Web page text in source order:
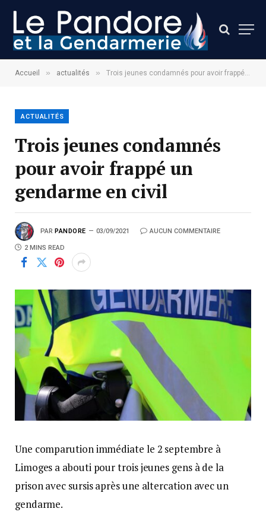
Accueil » actualités » Trois jeunes condamnés pour avoir frappé un gendarme en civil
ACTUALITÉS
Trois jeunes condamnés
pour avoir frappé un
gendarme en civil
PAR PANDORE 03/09/2021 AUCUN COMMENTAIRE
2 MINS READ
Une comparution immédiate le 2 septembre à
Limoges a abouti pour trois jeunes gens à de la
prison avec sursis après une altercation avec un
gendarme.